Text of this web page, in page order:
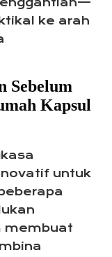
ke arah
Sebelum
Kapsul
untuk
membuat